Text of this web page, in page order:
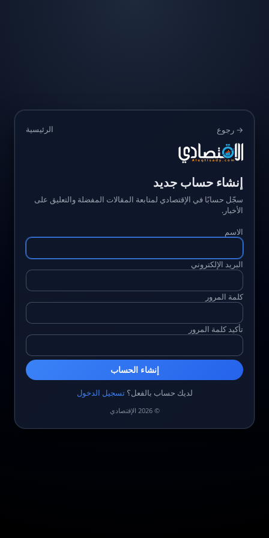
→ رجوع الرئيسية
إنشاء حساب جديد
سجّل حسابًا في الإقتصادي لمتابعة المقالات المفضلة والتعليق على
الأخبار.
الاسم
البريد الإلكتروني
كلمة المرور
تأكيد كلمة المرور
إنشاء الحساب
لديك حساب بالفعل؟تسجيل الدخول
© 2026 الإقتصادي